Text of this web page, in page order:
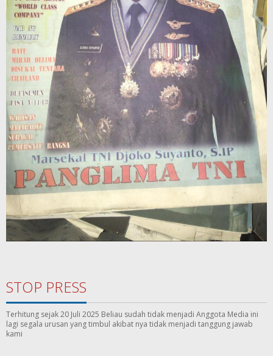
STOP PRESS
Terhitung sejak 20 Juli 2025 Beliau sudah tidak menjadi Anggota Media ini
lagi segala urusan yang timbul akibat nya tidak menjadi tanggung jawab
kami